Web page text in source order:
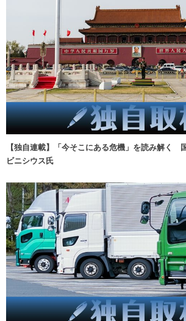
【独自連載】「今そこにある危機」を読み解く
ビニシウス氏